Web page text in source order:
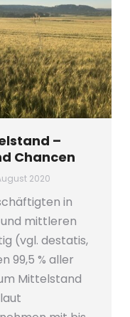
–
Chancen
2020
in
mittleren
(vgl. destatis,
99,5 % aller
Mittelstand